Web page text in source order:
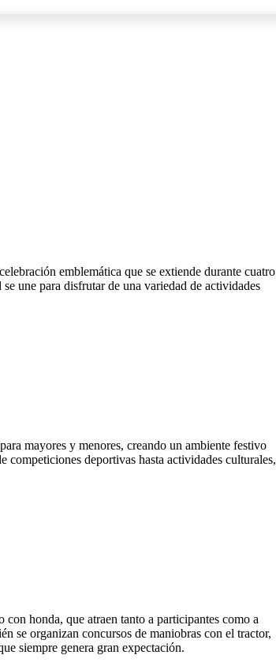
emblemática que se extiende durante cuatro
une para disfrutar de una variedad de actividades
mayores y menores, creando un ambiente festivo
competiciones deportivas hasta actividades culturales,
con honda, que atraen tanto a participantes como a
se organizan concursos de maniobras con el tractor,
siempre genera gran expectación.